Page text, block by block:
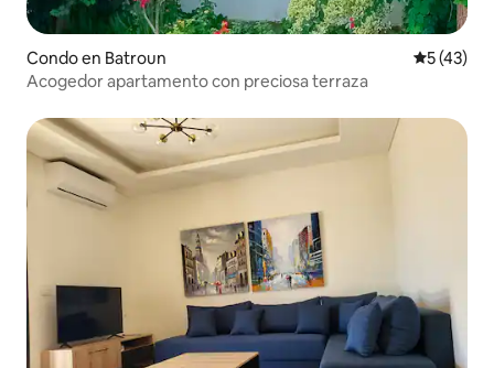
Condo en Batroun
5 (43)
Acogedor apartamento con preciosa terraza